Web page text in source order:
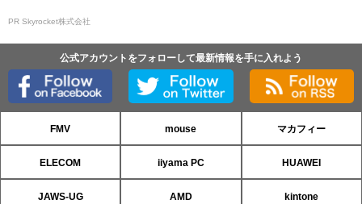
PR Skyrocket株式会社
公式アカウントをフォローして最新情報を手に入れよう
FMV mouse マカフィー
ELECOM iiyama PC HUAWEI
JAWS-UG AMD kintone